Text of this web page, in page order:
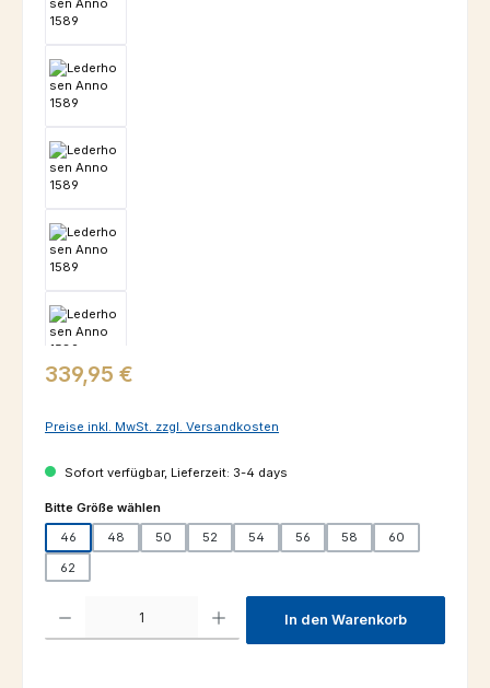
Regulärer Preis:
339,95 €
Preise inkl. MwSt. zzgl. Versandkosten
Sofort verfügbar, Lieferzeit: 3-4 days
Bitte Größe wählenauswählen
46 48 50 52 54 56 58
60
62
In den Warenkorb